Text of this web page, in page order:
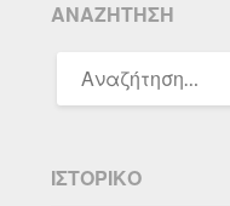
ΑΝΑΖΉΤΗΣΗ
ΓΙΑ:
ΙΣΤΟΡΙΚΌ